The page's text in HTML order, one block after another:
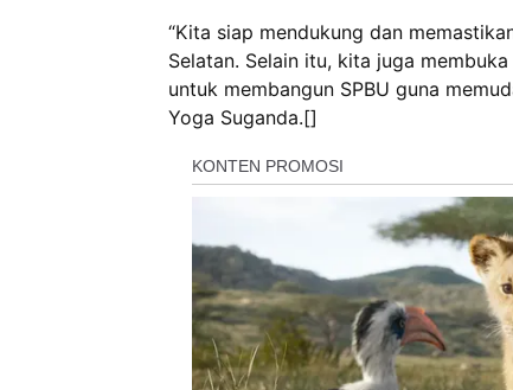
“Kita siap mendukung dan
Selatan. Selain itu, kita juga
untuk membangun SPBU guna
Yoga Suganda.[]